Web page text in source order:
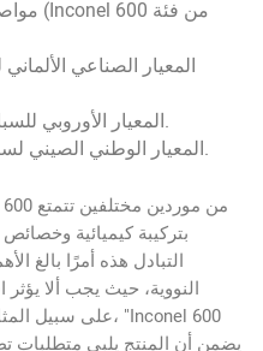
EN 10095: المعيار الأوروبي للسبائك المقاومة للحرارة.
GB/T 15007: المعيار الوطني الصيني لسبائك النيكل الفائقة.
بتركيبة كيميائية
التبادل هذه أمرًا بالغ
النووية، حيث يجب ألا